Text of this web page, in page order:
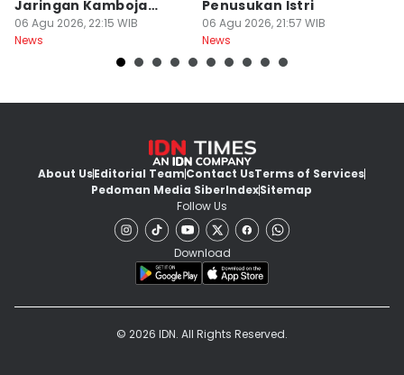
Jaringan Kamboja
Terbongkar
06 Agu 2026, 22:15 WIB
News
Penusukan Istri
06 Agu 2026, 21:57 WIB
News
About UsEditorial TeamContact UsTerms of Services
Pedoman Media SiberIndexSitemap
Follow Us
Download
© 2026 IDN. All Rights Reserved.